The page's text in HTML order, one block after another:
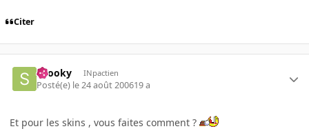
Citer
snooky INpactien
Posté(e) le 24 août 200619 a
Et pour les skins , vous faites comment ?